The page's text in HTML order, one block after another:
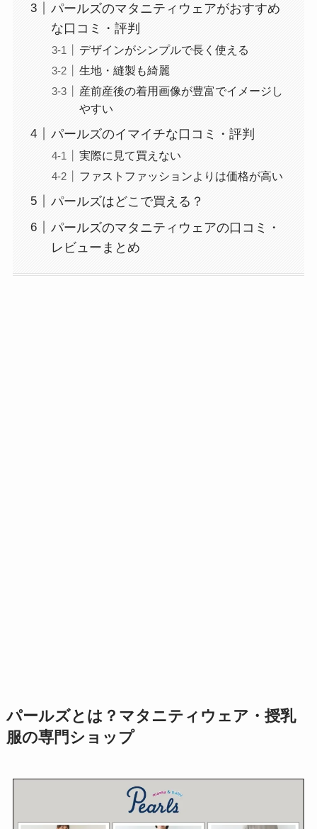
パールズのマタニティウェアがおすすめ
な口コミ・評判
デザインがシンプルで長く使える
生地・縫製も綺麗
産前産後の着用画像が豊富でイメージし
やすい
パールズのイマイチな口コミ・評判
実際に見て買えない
ファストファッションよりは価格が高い
パールズはどこで買える？
パールズのマタニティウェアの口コミ・
レビューまとめ
パールズとは？マタニティウェア・授乳
服の専門ショップ